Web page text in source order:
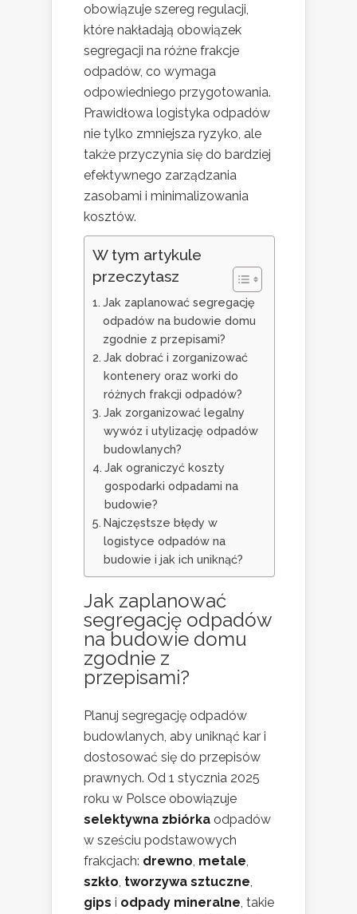
obowiązuje szereg regulacji,
które nakładają obowiązek
segregacji na różne frakcje
odpadów, co wymaga
odpowiedniego przygotowania.
Prawidłowa logistyka odpadów
nie tylko zmniejsza ryzyko, ale
także przyczynia się do bardziej
efektywnego zarządzania
zasobami i minimalizowania
kosztów.
W tym artykule
przeczytasz
Jak zaplanować segregację
odpadów na budowie domu
zgodnie z przepisami?
Jak dobrać i zorganizować
kontenery oraz worki do
różnych frakcji odpadów?
Jak zorganizować legalny
wywóz i utylizację odpadów
budowlanych?
Jak ograniczyć koszty
gospodarki odpadami na
budowie?
Najczęstsze błędy w
logistyce odpadów na
budowie i jak ich uniknąć?
Jak zaplanować
segregację odpadów
na budowie domu
zgodnie z
przepisami?
Planuj segregację odpadów
budowlanych, aby uniknąć kar i
dostosować się do przepisów
prawnych. Od 1 stycznia 2025
roku w Polsce obowiązuje
selektywna zbiórka odpadów
w sześciu podstawowych
frakcjach: drewno metale
szkło tworzywa sztuczne
gips i odpady mineralne , takie